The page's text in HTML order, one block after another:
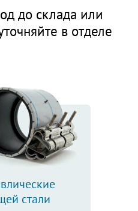
до склада или
в отделе
стали